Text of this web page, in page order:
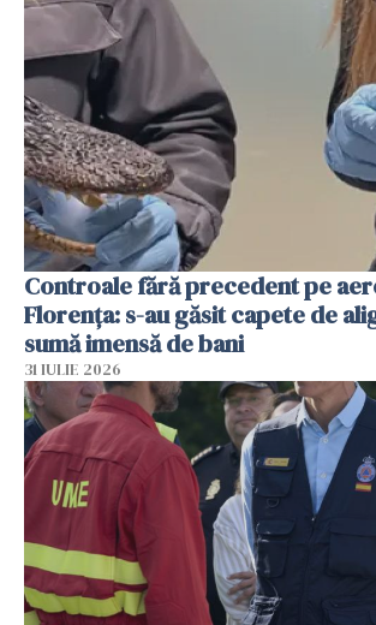
Controale fără precedent pe
Florența: s-au găsit capete de
sumă imensă de bani
31 IULIE 2026